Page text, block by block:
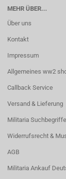
MEHR ÜBER...
Über uns
Kontakt
Impressum
Allgemeines ww2
Callback Service
Versand & Lieferung
Militaria Suchbegriffe
Widerrufsrecht &
AGB
Militaria Ankauf